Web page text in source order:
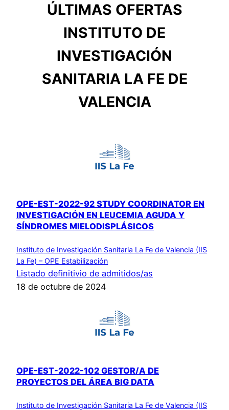
ÚLTIMAS OFERTAS
INSTITUTO DE
INVESTIGACIÓN
SANITARIA LA FE DE
VALENCIA
OPE-EST-2022-92 STUDY COORDINATOR EN
INVESTIGACIÓN EN LEUCEMIA AGUDA Y
SÍNDROMES MIELODISPLÁSICOS
Instituto de Investigación Sanitaria La Fe de Valencia (IIS
La Fe) – OPE Estabilización
Listado definitivio de admitidos/as
18 de octubre de 2024
OPE-EST-2022-102 GESTOR/A DE
PROYECTOS DEL ÁREA BIG DATA
Instituto de Investigación Sanitaria La Fe de Valencia (IIS